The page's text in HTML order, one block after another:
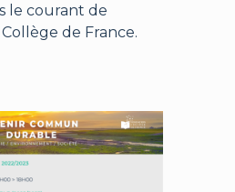
le courant de
Collège de France.